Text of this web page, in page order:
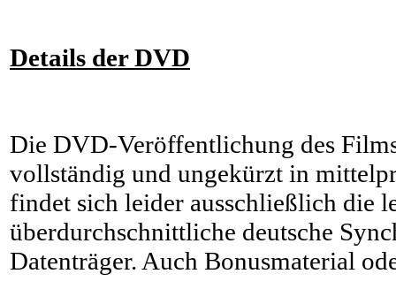
Details der DVD
Die DVD-Veröffentlichung des
vollständig und ungekürzt in
findet sich leider ausschließlich die
überdurchschnittliche deutsche
Datenträger. Auch Bonusmaterial